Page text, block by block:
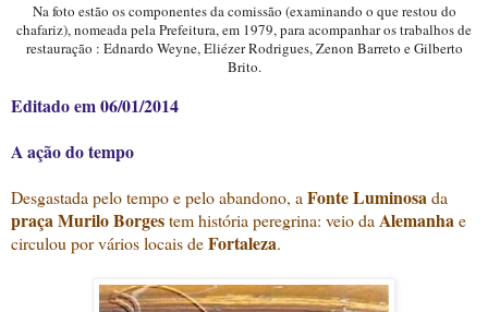
Na foto estão os componentes da comissão (examinando o que restou do
chafariz), nomeada pela Prefeitura, em 1979, para acompanhar os trabalhos de
restauração : Ednardo Weyne, Eliézer Rodrigues, Zenon Barreto e Gilberto
Brito.
Editado em 06/01/2014
A ação do tempo
Desgastada pelo tempo e pelo abandono, a Fonte Luminosada
praça Murilo Borgestem história peregrina: veio da Alemanhae
circulou por vários locais deFortaleza.